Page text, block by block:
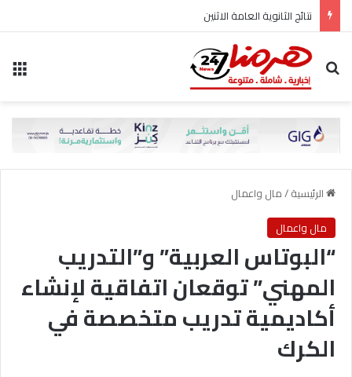
نتائج الثانوية العامة الاثنين
بحث عن
الرئيسية/مال واعمال
مال واعمال
“البوتاس العربية” و”التدريب
المهني” توقعان اتفاقية لإنشاء
أكاديمية تدريب متخصصة في
الكرك